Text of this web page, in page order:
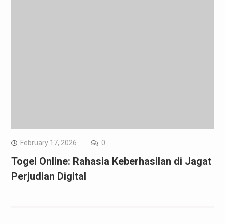
February 17, 2026 0
Togel Online: Rahasia Keberhasilan di Jagat
Perjudian Digital